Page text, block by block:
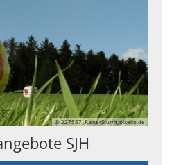
© 227557_RainerSturm_pixelio.de
SJH